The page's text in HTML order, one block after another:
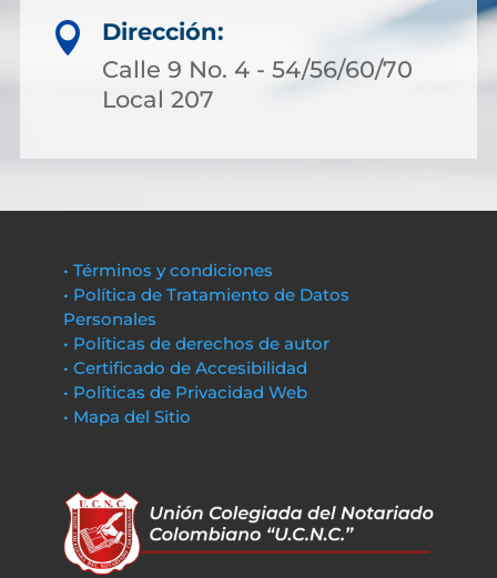

Dirección:
Calle 9 No. 4 - 54/56/60/70
Local 207
• Términos y condiciones
• Política de Tratamiento de Datos
Personales
• Políticas de derechos de autor
• Certificado de Accesibilidad
• Políticas de Privacidad Web
• Mapa del Sitio